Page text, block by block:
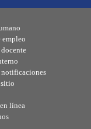
empleo
línea